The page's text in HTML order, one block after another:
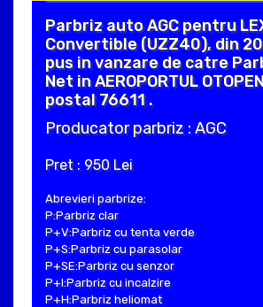
Parbriz auto AGC pentru
Convertible (UZZ40), din
pus in vanzare de catre
Net in AEROPORTUL
postal 76611 .
Producator parbriz : AGC
Pret : 950 Lei
Abrevieri parbrize:
P:Parbriz clar
P+V:Parbriz cu tenta verde
P+S:Parbriz cu parasolar
P+SE:Parbriz cu senzor
P+I:Parbriz cu incalzire
P+H:Parbriz heliomat